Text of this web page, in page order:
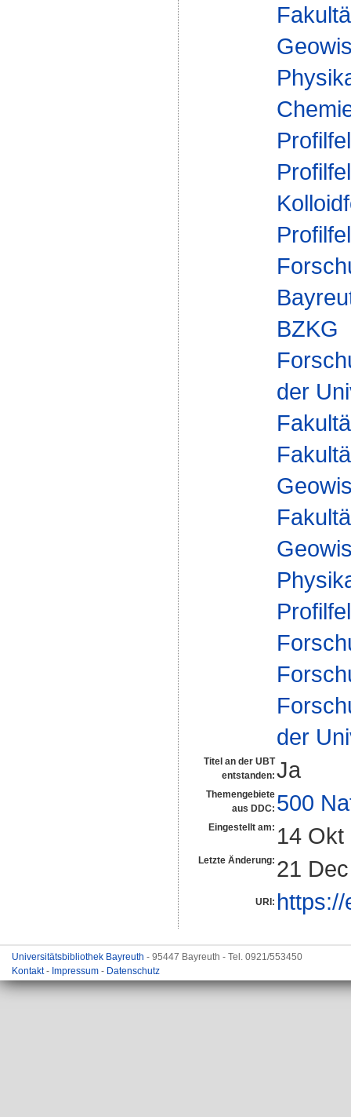
BZKG
der
der
Titel an der UBT
entstanden: Ja
Themengebiete
aus DDC: 500
Eingestellt am: 14 Okt
Letzte Änderung: 21
URI:
Universitätsbibliothek Bayreuth - 95447 Bayreuth - Tel. 0921/553450
Kontakt- Impressum - Datenschutz